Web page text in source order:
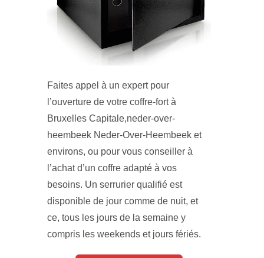
Faites appel à un expert pour
l’ouverture de votre coffre-fort à
Bruxelles Capitale,neder-over-
heembeek Neder-Over-Heembeek et
environs, ou pour vous conseiller à
l’achat d’un coffre adapté à vos
besoins. Un serrurier qualifié est
disponible de jour comme de nuit, et
ce, tous les jours de la semaine y
compris les weekends et jours fériés.